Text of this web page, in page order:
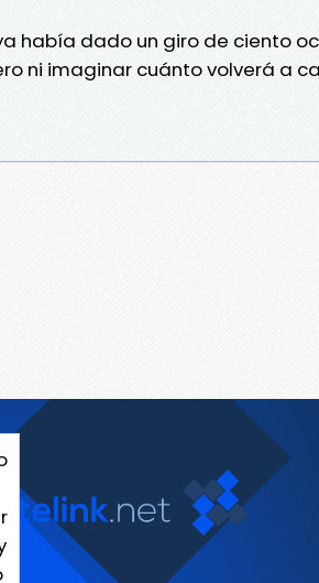
había dado un giro de ciento
ni imaginar cuánto volverá a